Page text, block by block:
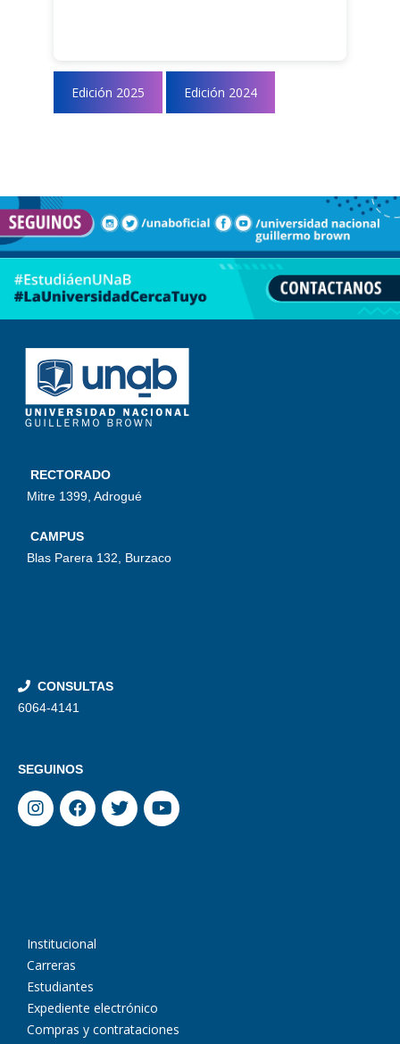
Edición 2025 Edición 2024
RECTORADO
Mitre 1399, Adrogué
CAMPUS
Blas Parera 132, Burzaco
CONSULTAS
6064-4141
SEGUINOS
Institucional
Carreras
Estudiantes
Expediente electrónico
Compras y contrataciones